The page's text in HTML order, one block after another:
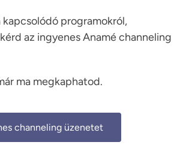
programokról,
az ingyenes Anamé channeling
channeling üzenetet